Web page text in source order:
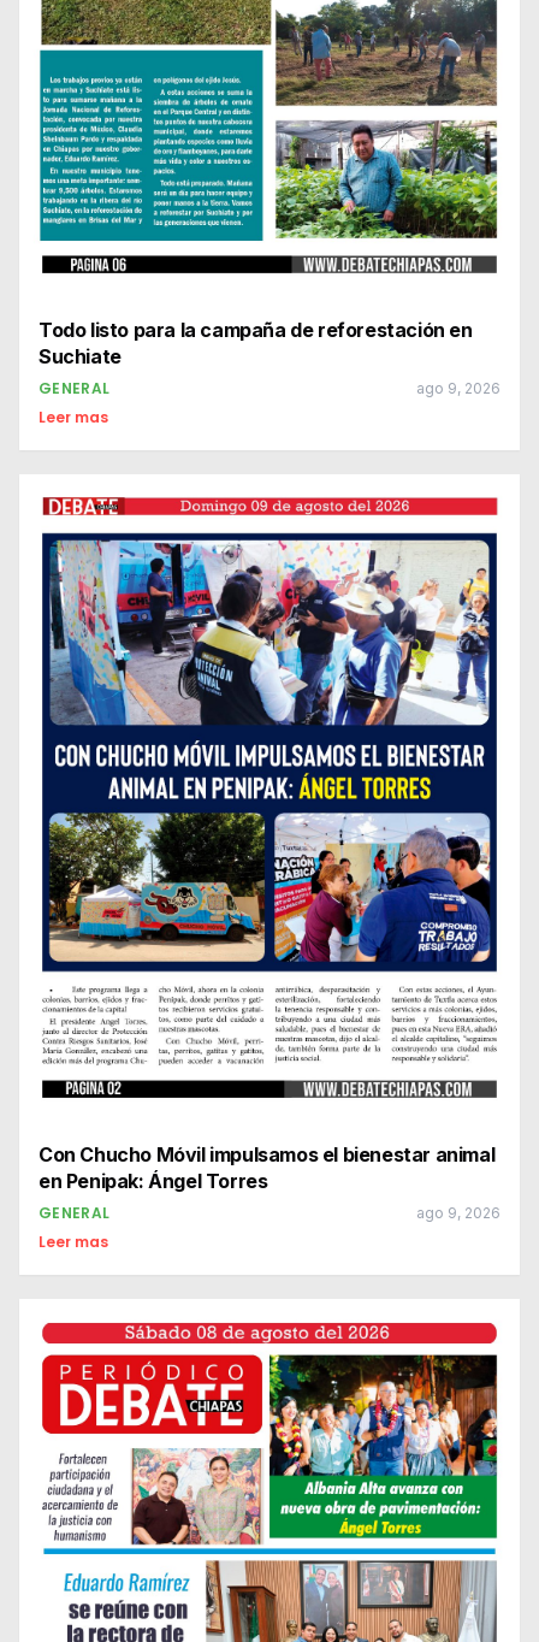
Todo listo para la campaña de reforestación en
Suchiate
GENERAL ago 9, 2026
Leer mas
Con Chucho Móvil impulsamos el bienestar animal
en Penipak: Ángel Torres
GENERAL ago 9, 2026
Leer mas